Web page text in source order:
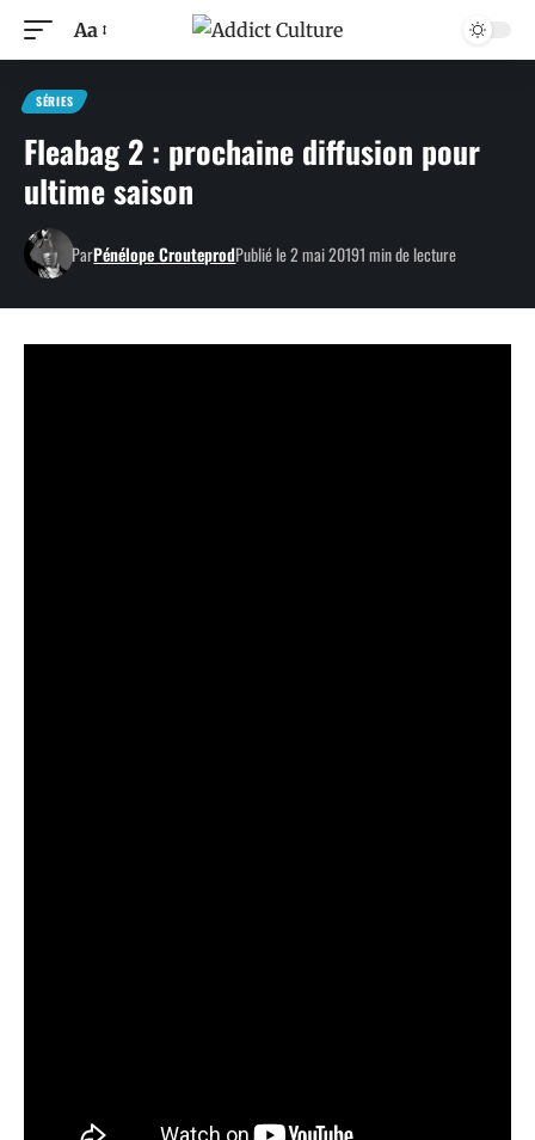
Aa
SÉRIES
Fleabag 2 : prochaine diffusion pour
ultime saison
ParPénélope CrouteprodPublié le 2 mai 20191 min de lecture